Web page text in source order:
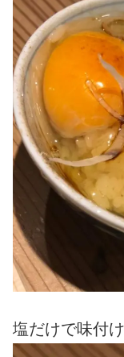
塩だけで味付